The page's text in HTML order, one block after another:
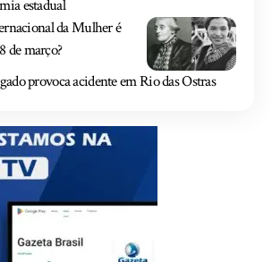
estadual
da Mulher é
de março?
provoca acidente em Rio das Ostras